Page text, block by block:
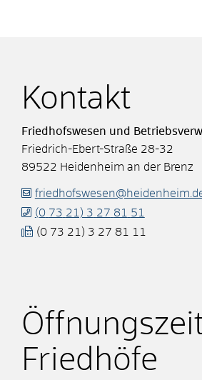
Kontakt
Friedhofswesen und
Friedrich-Ebert-Straße 28-32
89522 Heidenheim an der Brenz
(0 73 21) 3 27 81
51
(0 73 21) 3 27 81 11
Friedhöfe